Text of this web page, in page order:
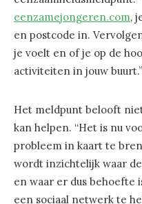
eenzamejongeren.com,
en postcode in.
je voelt en of je op de
activiteiten in jouw buurt.”
Het meldpunt belooft
kan helpen. “Het is nu
probleem in kaart te
wordt inzichtelijk waar
en waar er dus behoefte
een sociaal netwerk te